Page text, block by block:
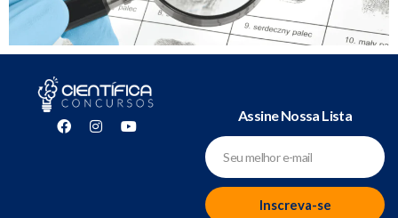
Assine Nossa Lista
Inscreva-se